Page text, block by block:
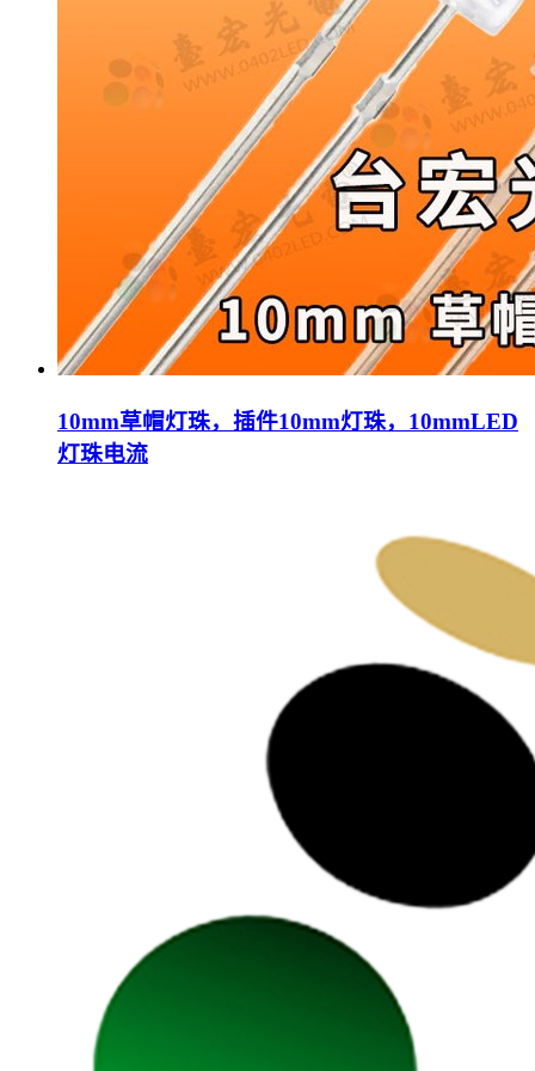
10mm草帽灯珠，插件10mm灯珠，10mmLED
灯珠电流